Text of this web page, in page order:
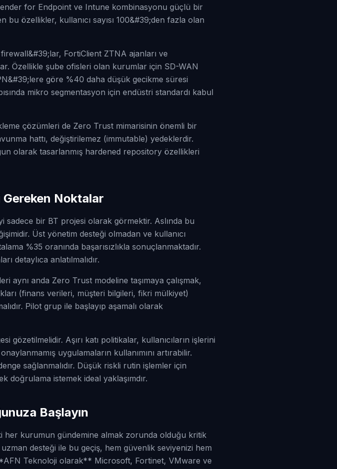
for Endpoint ve Intune kombinasyonu güçlü bir
bu özellikler, kullanıcı sayısı 100&#39;den fazla olan
FortiClient ZTNA ajanları ve
Özellikle şube ofisleri olan kurumlar için SD-WAN
göre %40 daha düşük gecikme süresi
mikro segmentasyon için endüstri standardı kabul
çözümleri de Zero Trust mimarisinin önemli bir
hattı, değiştirilemez (immutable) yedeklerdir.
olarak tasarlanmış hardened repository özellikleri
Noktalar
sadece bir BT projesi olarak görmektir. Aslında bu
Üst yönetim desteği olmadan ve kullanıcı
%35 oranında başarısızlıkla sonuçlanmaktadır.
detaylıca anlatılmalıdır.
aynı anda Zero Trust modeline taşımaya çalışmak,
(finans verileri, müşteri bilgileri, fikri mülkiyet)
Pilot grup ile başlayıp aşamalı olarak
Aşırı katı politikalar, kullanıcıların işlerini
uygulamaların kullanımını artırabilir.
sağlanmalıdır. Düşük riskli rutin işlemler için
doğrulama istemek ideal yaklaşımdır.
Başlayın
her kurumun gündemine almak zorunda olduğu kritik
desteği ile bu geçiş, hem güvenlik seviyenizi hem
Teknoloji olarak** Microsoft, Fortinet, VMware ve